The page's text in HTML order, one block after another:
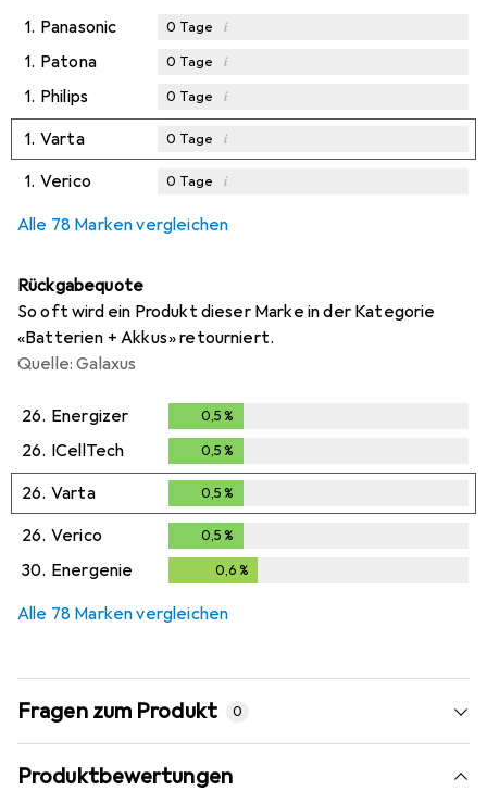
1. Panasonic 0 Tage i
1. Patona 0 Tage i
1. Philips 0 Tage i
1. Varta 0 Tage i
1. Verico 0 Tage i
Alle 78 Marken vergleichen
Rückgabequote
So oft wird ein Produkt dieser Marke in der Kategorie
«Batterien + Akkus» retourniert.
Quelle: Galaxus
26. Energizer 0,5 %
26. ICellTech 0,5 %
26. Varta 0,5 %
26. Verico 0,5 %
30. Energenie 0,6 %
Alle 78 Marken vergleichen
Fragen zum Produkt 0
Produktbewertungen